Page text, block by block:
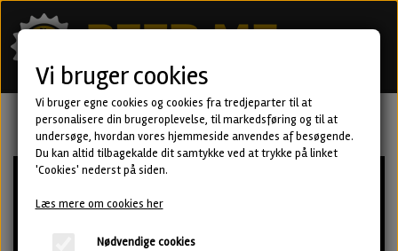
Vi bruger cookies
Vi bruger egne cookies og cookies fra tredjeparter til at
personalisere din brugeroplevelse, til markedsføring og til at
undersøge, hvordan vores hjemmeside anvendes af besøgende.
Du kan altid tilbagekalde dit samtykke ved at trykke på linket
'Cookies' nederst på siden.
Læs mere om cookies her
Nødvendige cookies